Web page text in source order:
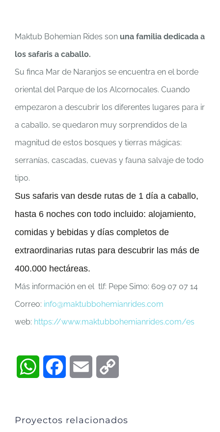
Maktub Bohemian Rides son una familia dedicada a
los safaris a caballo.
Su finca Mar de Naranjos se encuentra en el borde
oriental del Parque de los Alcornocales. Cuando
empezaron a descubrir los diferentes lugares para ir
a caballo, se quedaron muy sorprendidos de la
magnitud de estos bosques y tierras mágicas:
serranías, cascadas, cuevas y fauna salvaje de todo
tipo.
Sus safaris van desde rutas de 1 día a caballo,
hasta 6 noches con todo incluido: alojamiento,
comidas y bebidas y días completos de
extraordinarias rutas para descubrir las más de
400.000 hectáreas.
Más información en el tlf: Pepe Simo: 609 07 07 14
Correo: info@maktubbohemianrides.com
web: https://www.maktubbohemianrides.com/es
WhatsAppFacebookEmail
Proyectos relacionados